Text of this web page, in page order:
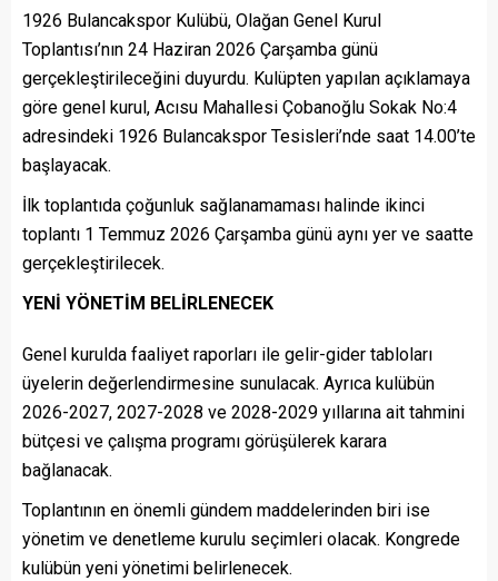
1926 Bulancakspor Kulübü, Olağan Genel Kurul
Toplantısı’nın 24 Haziran 2026 Çarşamba günü
gerçekleştirileceğini duyurdu. Kulüpten yapılan açıklamaya
göre genel kurul, Acısu Mahallesi Çobanoğlu Sokak No:4
adresindeki 1926 Bulancakspor Tesisleri’nde saat 14.00’te
başlayacak.
İlk toplantıda çoğunluk sağlanamaması halinde ikinci
toplantı 1 Temmuz 2026 Çarşamba günü aynı yer ve saatte
gerçekleştirilecek.
YENİ YÖNETİM BELİRLENECEK
Genel kurulda faaliyet raporları ile gelir-gider tabloları
üyelerin değerlendirmesine sunulacak. Ayrıca kulübün
2026-2027, 2027-2028 ve 2028-2029 yıllarına ait tahmini
bütçesi ve çalışma programı görüşülerek karara
bağlanacak.
Toplantının en önemli gündem maddelerinden biri ise
yönetim ve denetleme kurulu seçimleri olacak. Kongrede
kulübün yeni yönetimi belirlenecek.